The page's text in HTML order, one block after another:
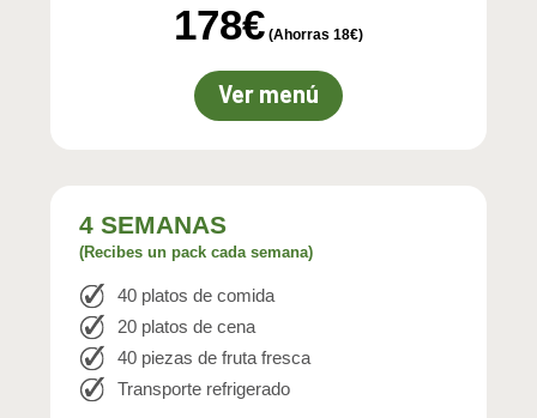
178€ (Ahorras 18€)
Ver menú
4 SEMANAS
(Recibes un pack cada semana)
40 platos de comida
20 platos de cena
40 piezas de fruta fresca
Transporte refrigerado